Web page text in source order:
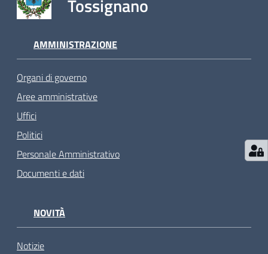
Tossignano
AMMINISTRAZIONE
Organi di governo
Aree amministrative
Uffici
Politici
Personale Amministrativo
Documenti e dati
NOVITÀ
Notizie